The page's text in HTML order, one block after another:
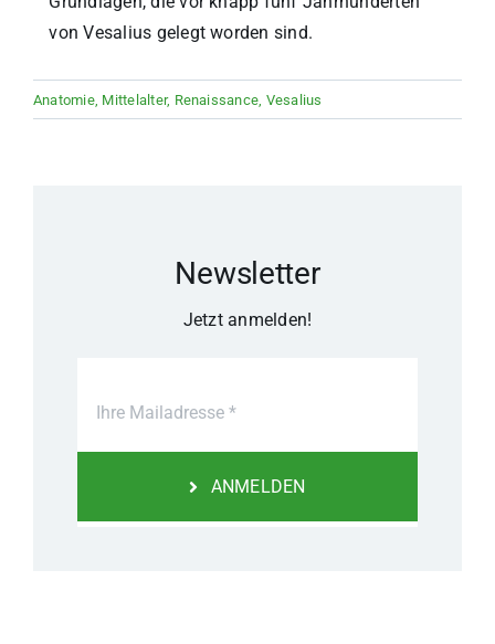
von Vesalius gelegt worden sind.
Anatomie, Mittelalter, Renaissance Vesalius
Newsletter
Jetzt anmelden!
ANMELDEN